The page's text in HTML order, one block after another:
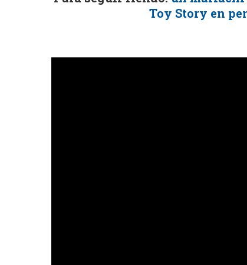
Toy Story en